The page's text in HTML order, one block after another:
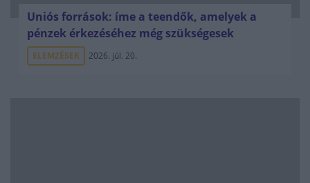
Uniós források: íme a teendők, amelyek a
pénzek érkezéséhez még szükségesek
ELEMZÉSEK 2026. júl. 20.